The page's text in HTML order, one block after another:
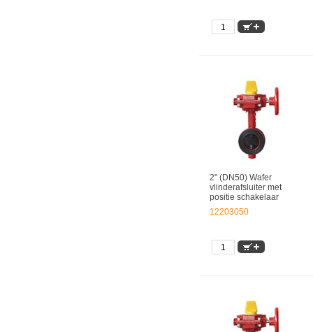
2" (DN50) Wafer
vlinderafsluiter met
positie schakelaar
12203050